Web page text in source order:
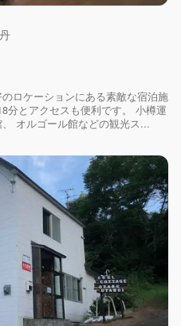
ロケーションにある素敵な宿泊施
分とアクセスも便利です。 小樽運
オルゴール館などの観光ス...